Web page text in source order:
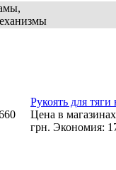
Рукоять для
Цена в
грн. Экономия: